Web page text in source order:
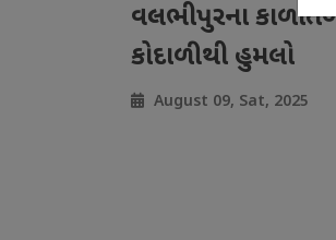
વલ્લભીપુરના
કોદાળીથી હુમલો
August 09, Sat, 2025